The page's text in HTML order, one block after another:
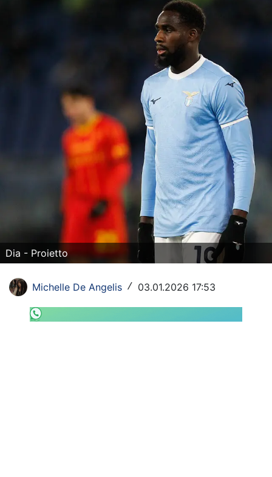
Europa League
Altri Sport
Formula 1
SHOP LAZIO
Contatti
Dia - Proietto
Michelle De Angelis / 03.01.2026 17:53